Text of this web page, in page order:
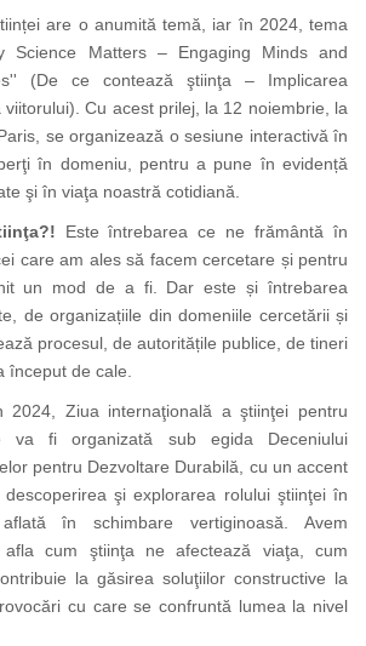
are o anumită temă, iar în 2024, tema
Science Matters – Engaging Minds and
(De ce contează ştiinţa – Implicarea
viitorului). Cu acest prilej, la 12 noiembrie, la
se organizează o sesiune interactivă în
în domeniu, pentru a pune în evidență
şi în viaţa noastră cotidiană.
Este întrebarea ce ne frământă în
care am ales să facem cercetare și pentru
un mod de a fi. Dar este și întrebarea
de organizațiile din domeniile cercetării și
procesul, de autoritățile publice, de tineri
început de cale.
2024, Ziua internaţională a ştiinţei pentru
va fi organizată sub egida Deceniului
pentru Dezvoltare Durabilă, cu un accent
şi explorarea rolului ştiinţei în
în schimbare vertiginoasă. Avem
cum ştiinţa ne afectează viaţa, cum
la găsirea soluţiilor constructive la
cu care se confruntă lumea la nivel